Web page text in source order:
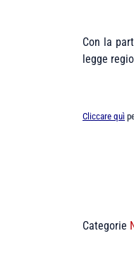
Con la
legge
Cliccare quì
Categorie